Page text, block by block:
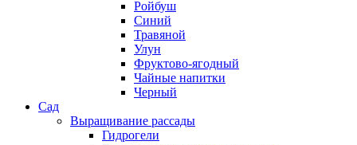
Ройбуш
Синий
Травяной
Улун
Фруктово-ягодный
Чайные напитки
Черный
Сад
Выращивание рассады
Гидрогели